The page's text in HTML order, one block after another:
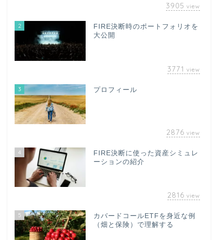
3905 view
2
FIRE決断時のポートフォリオを
大公開
3771 view
3 プロフィール
2876 view
4
FIRE決断に使った資産シミュレ
ーションの紹介
2816 view
5
カバードコールETFを身近な例
（畑と保険）で理解する